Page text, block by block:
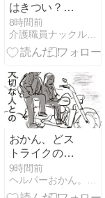
はきつい？勤
務形態の実態
と体調を守る
5つのコツ
い講師が解
説】
8時間前
介護職員ナックルのスロット日記
おかん、どス
トライクの利
用者様に出会
ってしまう③
9時間前